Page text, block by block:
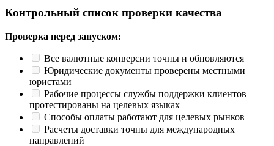
Контрольный список проверки качества
Проверка перед запуском:
Все валютные конверсии точны и обновляются
Юридические документы проверены местными
юристами
Рабочие процессы службы поддержки клиентов
протестированы на целевых языках
Способы оплаты работают для целевых рынков
Расчеты доставки точны для международных
направлений